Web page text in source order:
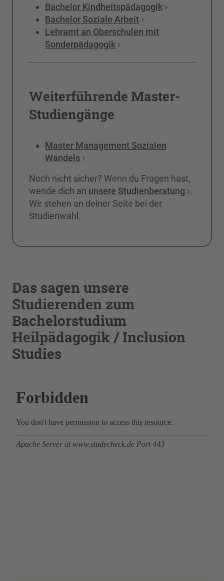
Bachelor Kindheitspädagogik
Bachelor Soziale Arbeit
Lehramt an Oberschulen mit
Sonderpädagogik
Weiterführende Master-
Studiengänge
Master Management Sozialen
Wandels
Noch nicht sicher? Wenn du Fragen hast,
wende dich an unsere Studienberatung .
Wir stehen an deiner Seite bei der
Studienwahl.
Das sagen unsere
Studierenden zum
Bachelorstudium
Heilpädagogik / Inclusion
Studies